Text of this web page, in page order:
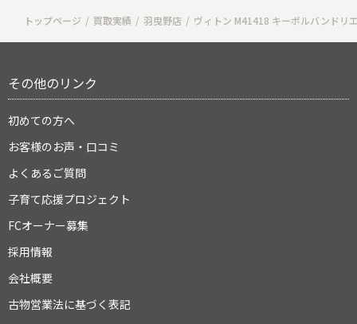
トップページ 買取実績 羽曳野店 ヴィトン M41418 キーポルバンドリ
その他のリンク
初めての方へ
お客様のお声・口コミ
よくあるご質問
子育て応援プロジェクト
FCオーナー募集
採用情報
会社概要
古物営業法に基づく表記